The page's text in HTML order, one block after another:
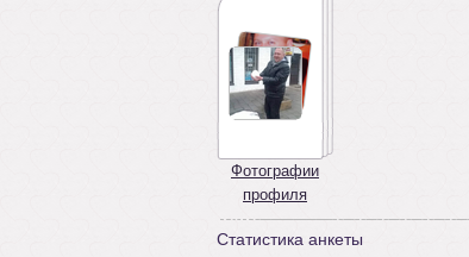
Фотографии
профиля
Статистика анкеты